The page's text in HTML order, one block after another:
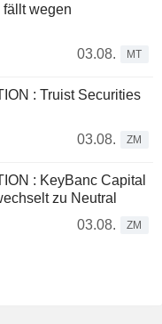
fällt wegen
03.08.
MT
: Truist Securities
03.08.
ZM
: KeyBanc Capital
zu Neutral
03.08.
ZM